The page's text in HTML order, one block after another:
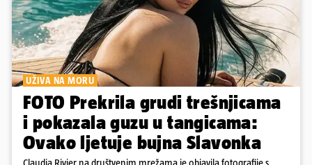
UŽIVA NA MORU
FOTO Prekrila grudi trešnjicama
i pokazala guzu u tangicama:
Ovako ljetuje bujna Slavonka